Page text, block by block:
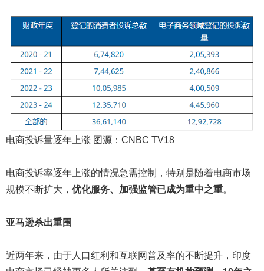
电商投诉量逐年上涨 图源：CNBC TV18
电商投诉率逐年上涨的情况急需控制，特别是随着电商市场
规模不断扩大， 优化服务、加强监管已成为重中之重。
亚马逊杀出重围
近两年来，由于人口红利和互联网普及率的不断提升，印度